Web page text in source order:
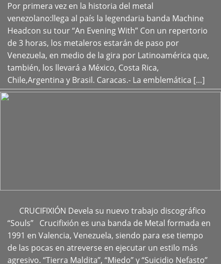
Por primera vez en la historia del metal
venezolano:llega al país la legendaria banda Machine
Headcon su tour “An Evening With” Con un repertorio
de 3 horas, los metaleros estarán de paso por
Venezuela, en medio de la gira por Latinoamérica que,
también, los llevará a México, Costa Rica,
Chile,Argentina y Brasil. Caracas.- La emblemática […]
+
CRUCIFIXIÓN Devela su nuevo trabajo discográfico
“Souls” Crucifixión es una banda de Metal formada en
1991 en Valencia, Venezuela, siendo para ese tiempo
de las pocas en atreverse en ejecutar un estilo más
agresivo. “Tierra Maldita”, “Miedo” y “Suicidio Nefasto”
+